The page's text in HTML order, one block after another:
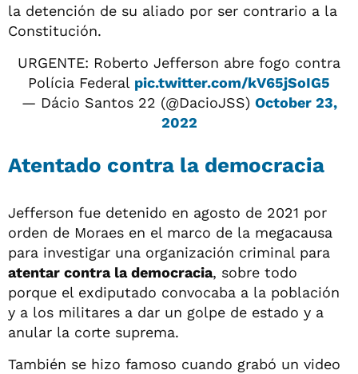
la detención de su aliado por ser contrario a la
Constitución.
URGENTE: Roberto Jefferson abre fogo contra
Polícia Federal pic.twitter.com/kV65jSoIG5
— Dácio Santos 22 (@DacioJSS) October 23,
2022
Atentado contra la democracia
Jefferson fue detenido en agosto de 2021 por
orden de Moraes en el marco de la megacausa
para investigar una organización criminal para
atentar contra la democracia, sobre todo
porque el exdiputado convocaba a la población
y a los militares a dar un golpe de estado y a
anular la corte suprema.
También se hizo famoso cuando grabó un video